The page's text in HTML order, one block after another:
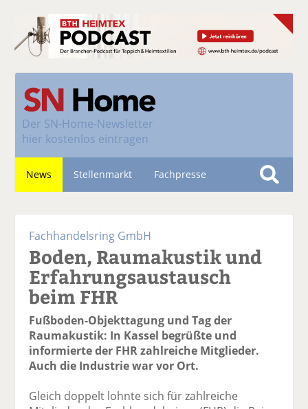
Der SN-Home-Newsletter
hier kostenlos eintragen
News Stellenmarkt Fachpresse
S
e
Fachhandelsring GmbH
Boden, Raumakustik und
Erfahrungsaustausch
beim FHR
Fußboden-Objekttagung und Tag der
Raumakustik: In Kassel begrüßte und
informierte der FHR zahlreiche Mitglieder.
Auch die Industrie war vor Ort.
Gleich doppelt lohnte sich für zahlreiche